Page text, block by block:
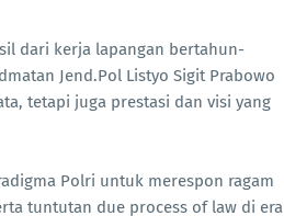
dari kerja lapangan bertahun-
Jend.Pol Listyo Sigit Prabowo
tetapi juga prestasi dan visi yang
Polri untuk merespon ragam
tuntutan due process of law di era